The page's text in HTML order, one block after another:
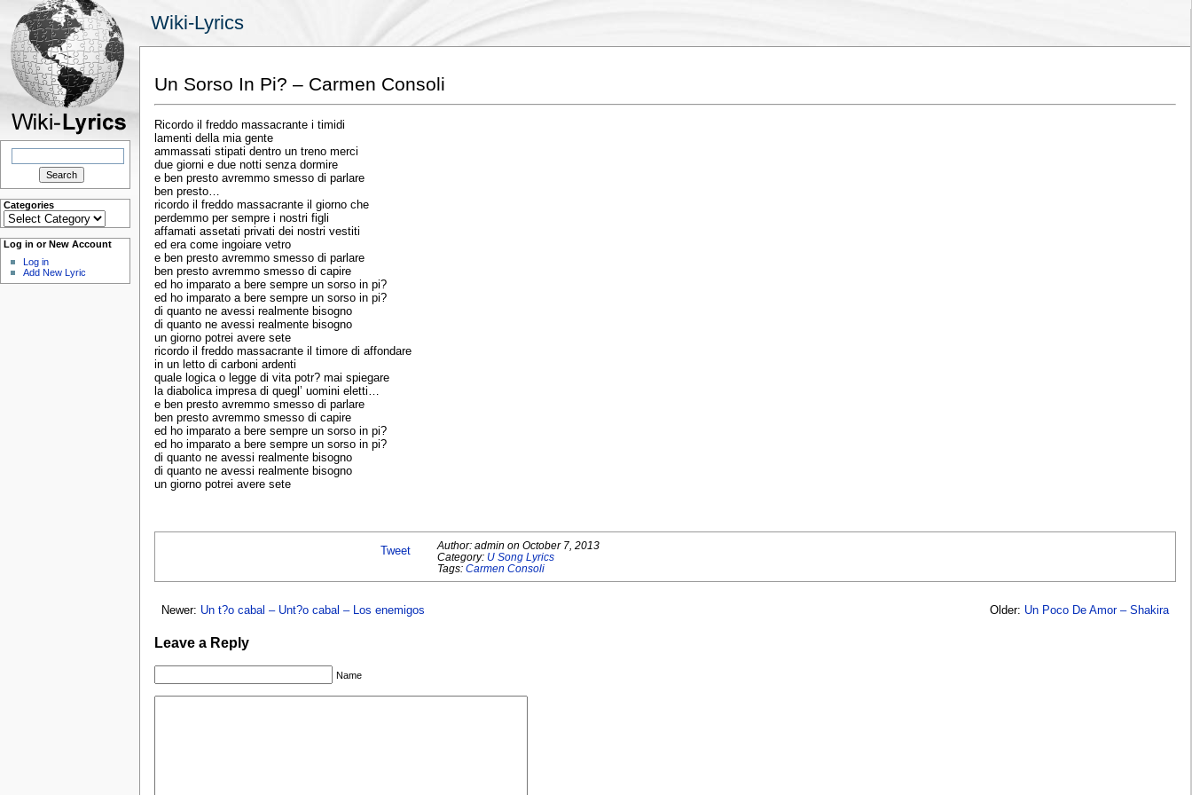
Wiki-Lyrics
Search
Categories
Categories
Log in or New Account
Log in
Add New Lyric
Un Sorso In Pi? – Carmen Consoli
Ricordo il freddo massacrante i timidi
lamenti della mia gente
ammassati stipati dentro un treno merci
due giorni e due notti senza dormire
e ben presto avremmo smesso di parlare
ben presto…
ricordo il freddo massacrante il giorno che
perdemmo per sempre i nostri figli
affamati assetati privati dei nostri vestiti
ed era come ingoiare vetro
e ben presto avremmo smesso di parlare
ben presto avremmo smesso di capire
ed ho imparato a bere sempre un sorso in pi?
ed ho imparato a bere sempre un sorso in pi?
di quanto ne avessi realmente bisogno
di quanto ne avessi realmente bisogno
un giorno potrei avere sete
ricordo il freddo massacrante il timore di affondare
in un letto di carboni ardenti
quale logica o legge di vita potr? mai spiegare
la diabolica impresa di quegl’ uomini eletti…
e ben presto avremmo smesso di parlare
ben presto avremmo smesso di capire
ed ho imparato a bere sempre un sorso in pi?
ed ho imparato a bere sempre un sorso in pi?
di quanto ne avessi realmente bisogno
di quanto ne avessi realmente bisogno
un giorno potrei avere sete
Tweet Author: admin on October 7, 2013
Category: U Song Lyrics
Tags: Carmen Consoli
Newer: Un t?o cabal – Unt?o cabal – Los enemigos Older: Un Poco De Amor – Shakira
Leave a Reply
Name